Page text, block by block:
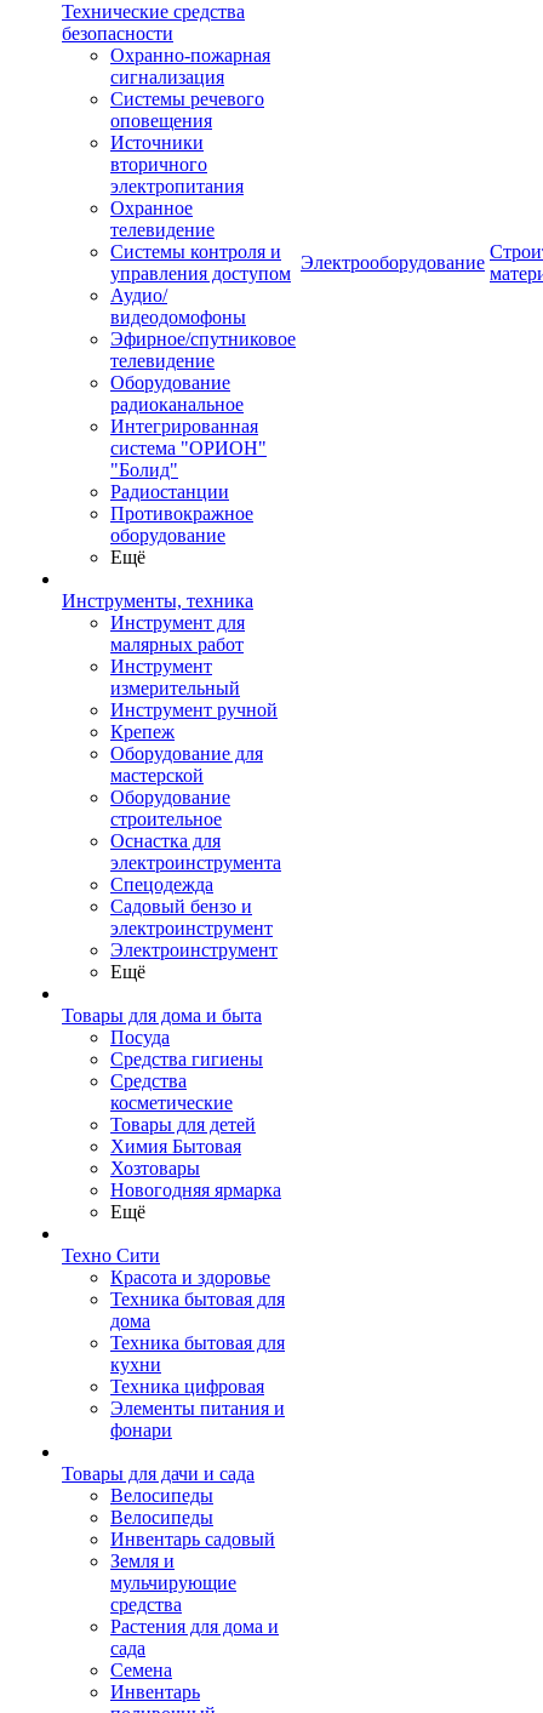
Технические средства
безопасности
Охранно-пожарная
сигнализация
Системы речевого
оповещения
Источники
вторичного
электропитания
Охранное
телевидение
Системы контроля и
управления доступом
Аудио/
видеодомофоны
Эфирное/спутниковое
телевидение
Оборудование
радиоканальное
Интегрированная
система "ОРИОН"
"Болид"
Радиостанции
Противокражное
оборудование
Ещё
Инструменты, техника
Инструмент для
малярных работ
Инструмент
измерительный
Инструмент ручной
Крепеж
Оборудование для
мастерской
Оборудование
строительное
Оснастка для
электроинструмента
Спецодежда
Садовый бензо и
электроинструмент
Электроинструмент
Ещё
Товары для дома и быта
Посуда
Средства гигиены
Средства
косметические
Товары для детей
Химия Бытовая
Хозтовары
Новогодняя ярмарка
Ещё
Техно Сити
Красота и здоровье
Техника бытовая для
дома
Техника бытовая для
кухни
Техника цифровая
Элементы питания и
фонари
Товары для дачи и сада
Велосипеды
Велосипеды
Инвентарь садовый
Земля и
мульчирующие
средства
Растения для дома и
сада
Семена
Инвентарь
Электрооборудование